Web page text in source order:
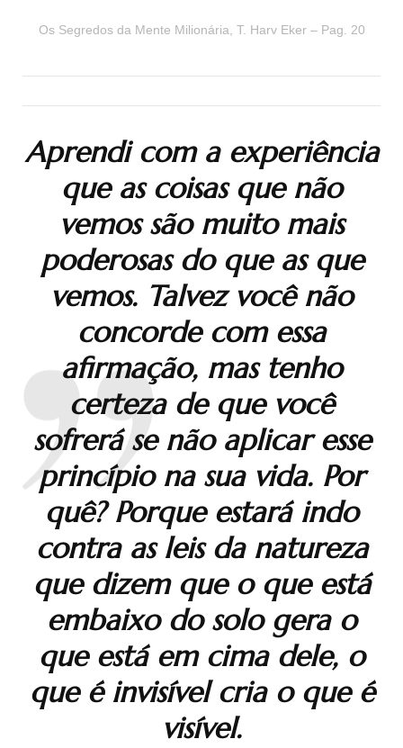
Os Segredos da Mente Milionária, T. Harv Eker – Pag. 20
Aprendi com a experiência
que as coisas que não
vemos são muito mais
poderosas do que as que
vemos. Talvez você não
concorde com essa
afirmação, mas tenho
certeza de que você
sofrerá se não aplicar esse
princípio na sua vida. Por
quê? Porque estará indo
contra as leis da natureza
que dizem que o que está
embaixo do solo gera o
que está em cima dele, o
que é invisível cria o que é
visível.